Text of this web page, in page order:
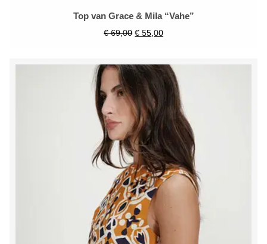
Top van Grace & Mila “Vahe”
€69,00 € 55,00